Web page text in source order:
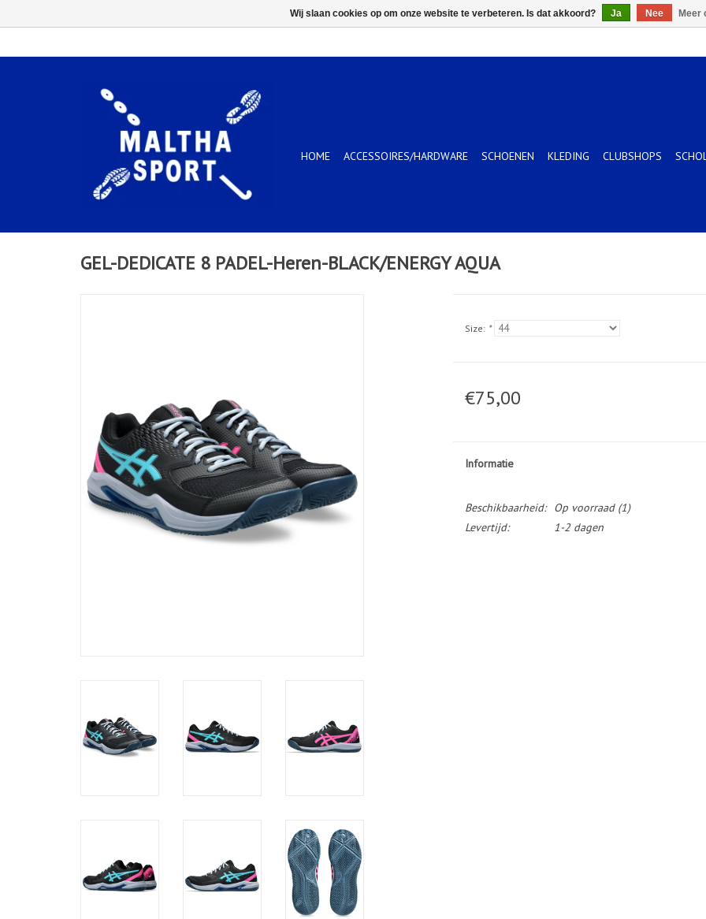
HOME ACCESSOIRES/HARDWARE SCHOENEN KLEDING CLUBSHOPS
GEL-DEDICATE 8 PADEL-Heren-BLACK/ENERGY AQUA
Size: *
€75,00
Informatie
Beschikbaarheid: Op voorraad(1)
Levertijd:
1-2 dagen
Wij slaan cookies op om onze website te verbeteren. Is dat akkoord? Ja Nee Meer